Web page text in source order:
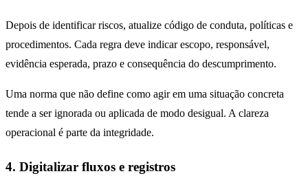
Depois de identificar riscos, atualize código de conduta, políticas e
procedimentos. Cada regra deve indicar escopo, responsável,
evidência esperada, prazo e consequência do descumprimento.
Uma norma que não define como agir em uma situação concreta
tende a ser ignorada ou aplicada de modo desigual. A clareza
operacional é parte da integridade.
4. Digitalizar fluxos e registros